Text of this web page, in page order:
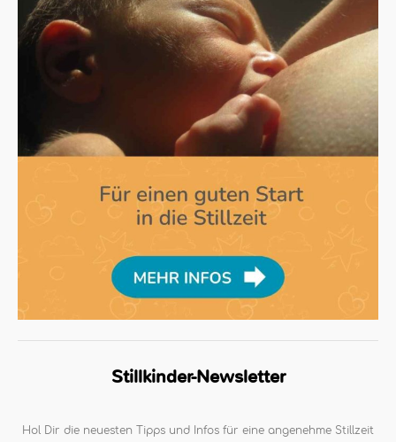
Stillkinder-Newsletter
Hol Dir die neuesten Tipps und Infos für eine angenehme Stillzeit